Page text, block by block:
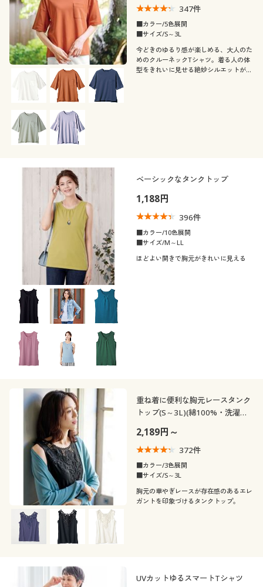
マイページ
閲覧履歴
お気に入り
サポート
ご利用ガイド
カラー
こだわり条件
で絞り込む
柄・デザイン
レギュラーカラー
クルーネック・丸首 Ｕネック
Ｖネック
スキッパー
袖
長袖
ノースリーブ 半袖
フレンチスリーブ
素材
コットン・綿100 フリース
ウール
スエード
機能・特徴
ウォッシャブル(洗
える)
形態安定
吸汗速乾
シーン
オフィス
テイスト
カジュアル
フェミニン
着用感
年代
50代
60代
シーズン
価格 ～
347件
■カラー/5色展開
■サイズ/S～3L
今どきのゆるり感が楽しめる、大人のた
めのクルーネックTシャツ。着る人の体
型をきれいに見せる絶妙シルエットが注
ベーシックなタンクトップ
1,188円
396件
■カラー/10色展開
■サイズ/M～LL
ほどよい開きで胸元がきれいに見える
重ね着に便利な胸元レースタンク
トップ(S～3L)(綿100%・洗濯機
2,189円～
372件
■カラー/3色展開
■サイズ/S～3L
胸元の華やぎレースが存在感のあるエレ
ガントを印象づけるタンクトップ。
UVカットゆるスマートTシャツ